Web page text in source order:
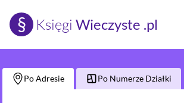
§ Księgi Wieczyste .pl
Po Adresie Po Numerze Działki